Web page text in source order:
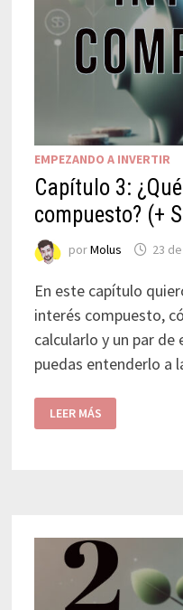
EMPEZANDO A INVERTIR
Capítulo 3:
compuesto? (+
porMolus 23
En este capítulo
interés compuesto,
calcularlo y un par
puedas entenderlo a
LEER MÁS